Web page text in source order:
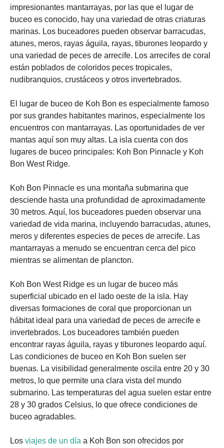
impresionantes mantarrayas, por las que el lugar de
buceo es conocido, hay una variedad de otras criaturas
marinas. Los buceadores pueden observar barracudas,
atunes, meros, rayas águila, rayas, tiburones leopardo y
una variedad de peces de arrecife. Los arrecifes de coral
están poblados de coloridos peces tropicales,
nudibranquios, crustáceos y otros invertebrados.
El lugar de buceo de Koh Bon es especialmente famoso
por sus grandes habitantes marinos, especialmente los
encuentros con mantarrayas. Las oportunidades de ver
mantas aquí son muy altas. La isla cuenta con dos
lugares de buceo principales: Koh Bon Pinnacle y Koh
Bon West Ridge.
Koh Bon Pinnacle es una montaña submarina que
desciende hasta una profundidad de aproximadamente
30 metros. Aquí, los buceadores pueden observar una
variedad de vida marina, incluyendo barracudas, atunes,
meros y diferentes especies de peces de arrecife. Las
mantarrayas a menudo se encuentran cerca del pico
mientras se alimentan de plancton.
Koh Bon West Ridge es un lugar de buceo más
superficial ubicado en el lado oeste de la isla. Hay
diversas formaciones de coral que proporcionan un
hábitat ideal para una variedad de peces de arrecife e
invertebrados. Los buceadores también pueden
encontrar rayas águila, rayas y tiburones leopardo aquí.
Las condiciones de buceo en Koh Bon suelen ser
buenas. La visibilidad generalmente oscila entre 20 y 30
metros, lo que permite una clara vista del mundo
submarino. Las temperaturas del agua suelen estar entre
28 y 30 grados Celsius, lo que ofrece condiciones de
buceo agradables.
Los viajes de un día a Koh Bon son ofrecidos por